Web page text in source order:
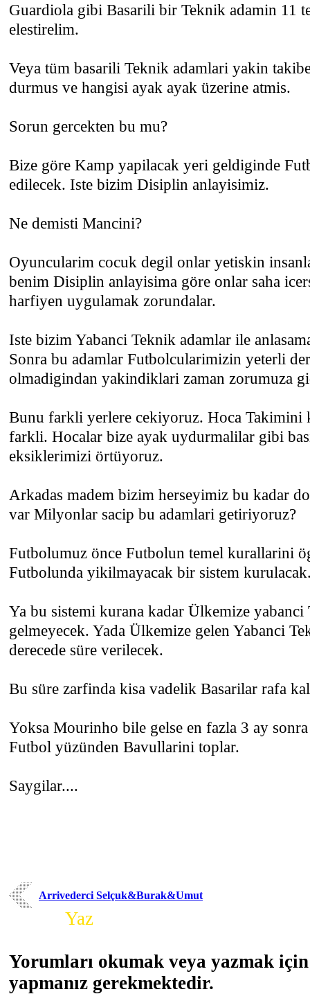
Guardiola gibi Basarili bir Teknik adamin 11
elestirelim.
Veya tüm basarili Teknik adamlari yakin
durmus ve hangisi ayak ayak üzerine atmis.
Sorun gercekten bu mu?
Bize göre Kamp yapilacak yeri geldiginde
edilecek. Iste bizim Disiplin anlayisimiz.
Ne demisti Mancini?
Oyuncularim cocuk degil onlar yetiskin
benim Disiplin anlayisima göre onlar saha
harfiyen uygulamak zorundalar.
Iste bizim Yabanci Teknik adamlar ile
Sonra bu adamlar Futbolcularimizin yeterli
olmadigindan yakindiklari zaman zorumuza
Bunu farkli yerlere cekiyoruz. Hoca Takimini
farkli. Hocalar bize ayak uydurmalilar gibi
eksiklerimizi örtüyoruz.
Arkadas madem bizim herseyimiz bu kadar
var Milyonlar sacip bu adamlari getiriyoruz?
Futbolumuz önce Futbolun temel kurallarini
Futbolunda yikilmayacak bir sistem
Ya bu sistemi kurana kadar Ülkemize yabanci
gelmeyecek. Yada Ülkemize gelen Yabanci
derecede süre verilecek.
Bu süre zarfinda kisa vadelik Basarilar rafa
Yoksa Mourinho bile gelse en fazla 3 ay
Futbol yüzünden Bavullarini toplar.
Saygilar....
Arrivederci Selçuk&Burak&Umut
Yaz
Yorumları okumak veya yazmak
yapmanız gerekmektedir.